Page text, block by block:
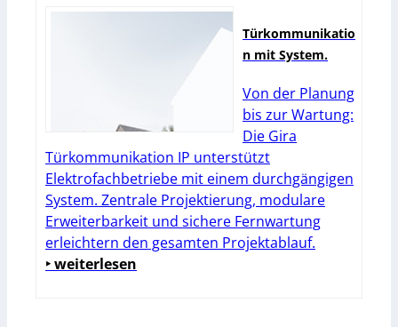
Türkommunikatio
n mit System.
Von der Planung
bis zur Wartung:
Die Gira
Türkommunikation IP unterstützt
Elektrofachbetriebe mit einem durchgängigen
System. Zentrale Projektierung, modulare
Erweiterbarkeit und sichere Fernwartung
erleichtern den gesamten Projektablauf.
‣ weiterlesen